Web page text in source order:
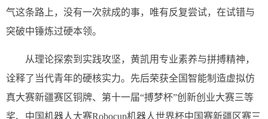
气这条路上，没有一次就成的事，唯有反复尝试，在试错与
突破中锤炼过硬本领。
从理论探索到实践攻坚，黄凯用专业素养与拼搏精神，
诠释了当代青年的硬核实力。先后荣获全国智能制造虚拟仿
真大赛新疆赛区铜牌、第十一届“搏梦杯”创新创业大赛三等
奖、中国机器人大赛Robocup机器人世界杯中国赛新疆区赛三